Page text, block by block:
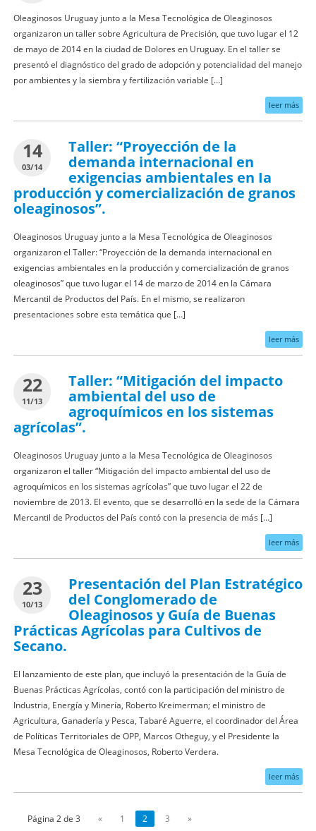
Oleaginosos Uruguay junto a la Mesa Tecnológica de Oleaginosos
organizaron un taller sobre Agricultura de Precisión, que tuvo lugar el 12
de mayo de 2014 en la ciudad de Dolores en Uruguay. En el taller se
presentó el diagnóstico del grado de adopción y potencialidad del manejo
por ambientes y la siembra y fertilización variable […]
leer más
14
03/14
Taller: “Proyección de la
demanda internacional en
exigencias ambientales en Ia
producción y comercialización de granos
oleaginosos”.
Oleaginosos Uruguay junto a la Mesa Tecnológica de Oleaginosos
organizaron el Taller: “Proyección de la demanda internacional en
exigencias ambientales en Ia producción y comercialización de granos
oleaginosos” que tuvo lugar el 14 de marzo de 2014 en la Cámara
Mercantil de Productos del País. En el mismo, se realizaron
presentaciones sobre esta temática que […]
leer más
22
11/13
Taller: “Mitigación del impacto
ambiental del uso de
agroquímicos en los sistemas
agrícolas”.
Oleaginosos Uruguay junto a la Mesa Tecnológica de Oleaginosos
organizaron el taller “Mitigación del impacto ambiental del uso de
agroquímicos en los sistemas agrícolas” que tuvo lugar el 22 de
noviembre de 2013. El evento, que se desarrolló en la sede de la Cámara
Mercantil de Productos del País contó con la presencia de más […]
leer más
23
10/13
Presentación del Plan Estratégico
del Conglomerado de
Oleaginosos y Guía de Buenas
Prácticas Agrícolas para Cultivos de
Secano.
El lanzamiento de este plan, que incluyó la presentación de la Guía de
Buenas Prácticas Agrícolas, contó con la participación del ministro de
Industria, Energía y Minería, Roberto Kreimerman; el ministro de
Agricultura, Ganadería y Pesca, Tabaré Aguerre, el coordinador del Área
de Políticas Territoriales de OPP, Marcos Otheguy, y el Presidente la
Mesa Tecnológica de Oleaginosos, Roberto Verdera.
leer más
Página 2 de 3 « 1 2 3 »